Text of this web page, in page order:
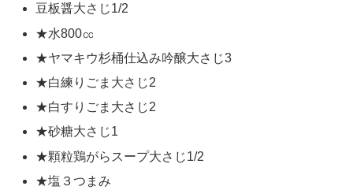
豆板醤大さじ1/2
★水800㏄
★ヤマキウ杉桶仕込み吟醸大さじ3
★白練りごま大さじ2
★白すりごま大さじ2
★砂糖大さじ1
★顆粒鶏がらスープ大さじ1/2
★塩３つまみ